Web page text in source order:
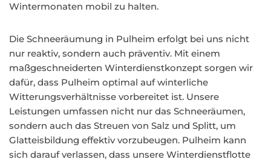
Wintermonaten mobil zu halten.
Die Schneeräumung in Pulheim erfolgt bei uns nicht
nur reaktiv, sondern auch präventiv. Mit einem
maßgeschneiderten Winterdienstkonzept sorgen wir
dafür, dass Pulheim optimal auf winterliche
Witterungsverhältnisse vorbereitet ist. Unsere
Leistungen umfassen nicht nur das Schneeräumen,
sondern auch das Streuen von Salz und Splitt, um
Glatteisbildung effektiv vorzubeugen. Pulheim kann
sich darauf verlassen, dass unsere Winterdienstflotte